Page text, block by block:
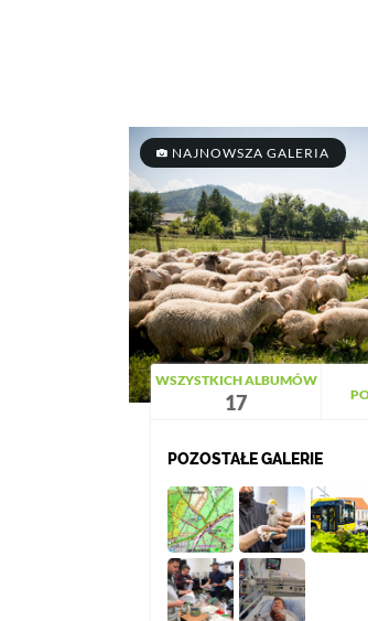
NAJNOWSZA GALERIA
WSZYSTKICH ALBUMÓW
17
POZOSTAŁE GALERIE